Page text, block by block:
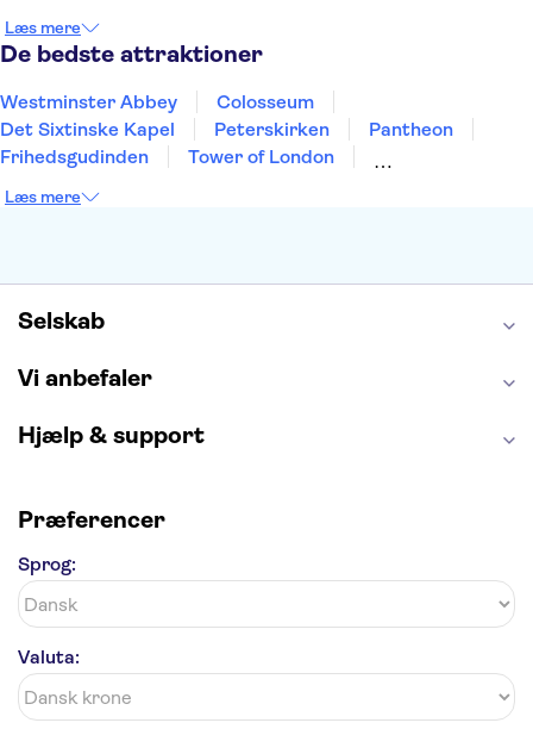
Aarhus
Helsingborg
Læs mere
De bedste attraktioner
Westminster Abbey
Colosseum
Det Sixtinske Kapel
Peterskirken
Pantheon
Frihedsgudinden
Tower of London
Burj Khalifa
Læs mere
Selskab
Vi anbefaler
Hjælp & support
Præferencer
Sprog:
Valuta: